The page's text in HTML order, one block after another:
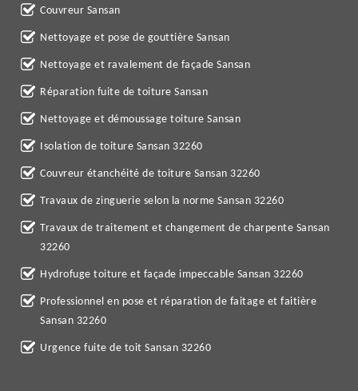
Couvreur Sansan
Nettoyage et pose de gouttière Sansan
Nettoyage et ravalement de façade Sansan
Réparation fuite de toiture Sansan
Nettoyage et démoussage toiture Sansan
Isolation de toiture Sansan 32260
Couvreur étanchéité de toiture Sansan 32260
Travaux de zinguerie selon la norme Sansan 32260
Travaux de traitement et changement de charpente Sansan
32260
Hydrofuge toiture et façade impeccable Sansan 32260
Professionnel en pose et réparation de faitage et faitière
Sansan 32260
Urgence fuite de toit Sansan 32260